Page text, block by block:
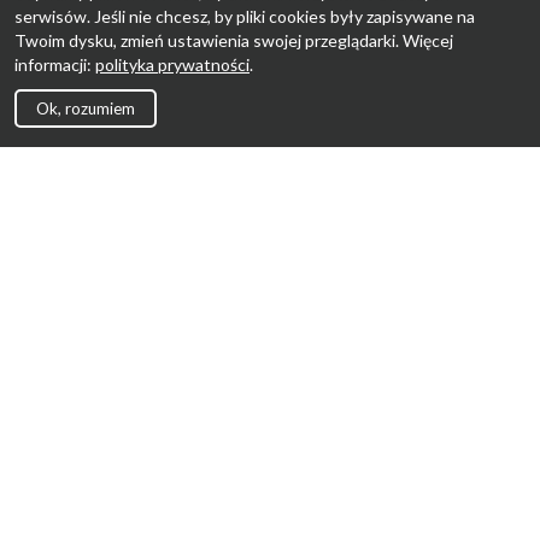
serwisów. Jeśli nie chcesz, by pliki cookies były zapisywane na
Twoim dysku, zmień ustawienia swojej przeglądarki. Więcej
informacji: polityka prywatności.
Ok, rozumiem